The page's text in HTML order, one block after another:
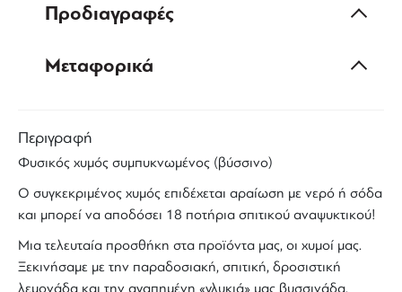
Προδιαγραφές
Μεταφορικά
Περιγραφή
Φυσικός χυμός συμπυκνωμένος (βύσσινο)
Ο συγκεκριμένος χυμός επιδέχεται αραίωση με νερό ή σόδα
και μπορεί να αποδόσει 18 ποτήρια σπιτικού αναψυκτικού!
Μια τελευταία προσθήκη στα προϊόντα μας, οι χυμοί μας.
Ξεκινήσαμε με την παραδοσιακή, σπιτική, δροσιστική
λεμονάδα και την αγαπημένη «γλυκιά» μας βυσσινάδα.